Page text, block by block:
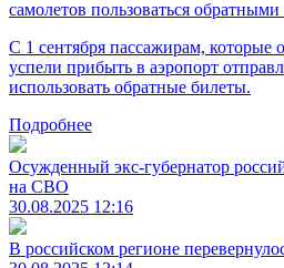
С 1 сентября пассажирам, которые
успели прибыть в аэропорт
использовать обратные билеты.
Подробнее
Осужденный экс-губернатор
на СВО
30.08.2025 12:16
В российском регионе